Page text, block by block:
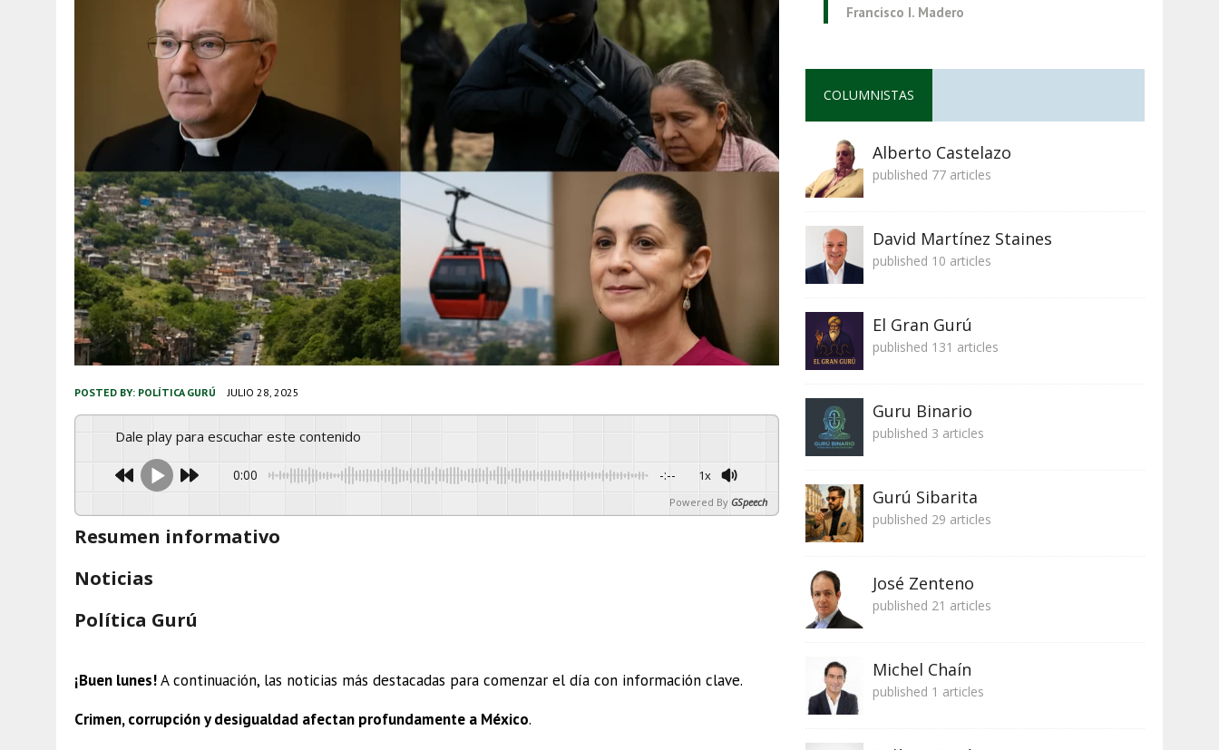
POSTED BY: POLÍTICA GURÚ JULIO 28, 2025
Dale play para escuchar este contenido
0:00 -:-- 1x
Powered By GSpeech
Resumen informativo
Noticias
Política Gurú
¡Buen lunes!A continuación, las noticias más destacadas para comenzar el día con información clave.
Crimen, corrupción y desigualdad afectan profundamente a México.
Francisco I. Madero
COLUMNISTAS
Alberto Castelazo
published 77 articles
David Martínez Staines
published 10 articles
El Gran Gurú
published 131 articles
Guru Binario
published 3 articles
Gurú Sibarita
published 29 articles
José Zenteno
published 21 articles
Michel Chaín
published 1 articles